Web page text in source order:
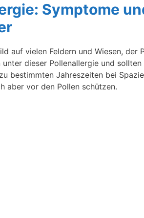
Symptome
auf vielen Feldern und Wiesen, der
unter dieser Pollenallergie und
bestimmten Jahreszeiten bei
aber vor den Pollen schützen.